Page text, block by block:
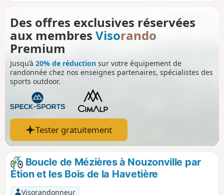
Des offres exclusives réservées
aux membres Visorando
Premium
Jusqu’à 20% de réduction sur votre équipement de
randonnée chez nos enseignes partenaires, spécialistes des
sports outdoor.
Tester gratuitement
Boucle de Mézières à Nouzonville par
Étion et les Bois de la Havetière
Visorandonneur